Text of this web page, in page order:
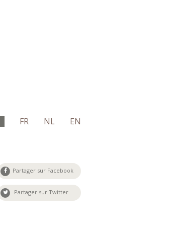
FR NL EN
Partager sur Facebook
Partager sur Twitter